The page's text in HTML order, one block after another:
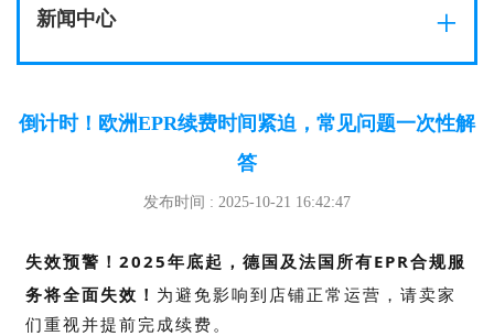
新闻中心 +
倒计时！欧洲EPR续费时间紧迫，常见问题一次性解
答
发布时间 : 2025-10-21 16:42:47
失效预警！ 2025年底起，德国及法国所有EPR合规服
务将全面失效！ 为避免影响到店铺正常运营，请卖家
们重视并提前完成续费。